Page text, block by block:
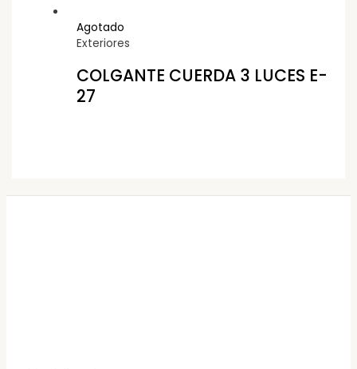
Agotado
Exteriores
COLGANTE CUERDA 3 LUCES E-
27